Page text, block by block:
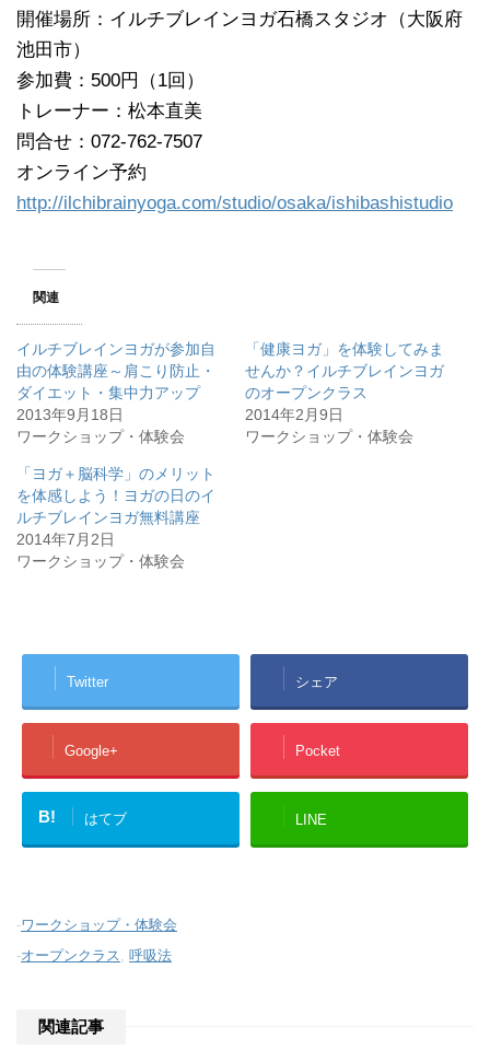
開催場所：イルチブレインヨガ石橋スタジオ（大阪府
池田市）
参加費：500円（1回）
トレーナー：松本直美
問合せ：072-762-7507
オンライン予約
http://ilchibrainyoga.com/studio/osaka/ishibashistudio
関連
イルチブレインヨガが参加自
由の体験講座～肩こり防止・
ダイエット・集中力アップ
2013年9月18日
ワークショップ・体験会
「健康ヨガ」を体験してみま
せんか？イルチブレインヨガ
のオープンクラス
2014年2月9日
ワークショップ・体験会
「ヨガ＋脳科学」のメリット
を体感しよう！ヨガの日のイ
ルチブレインヨガ無料講座
2014年7月2日
ワークショップ・体験会
Twitter シェア
Google+ Pocket
B! はてブ LINE
-ワークショップ・体験会
-オープンクラス, 呼吸法
関連記事